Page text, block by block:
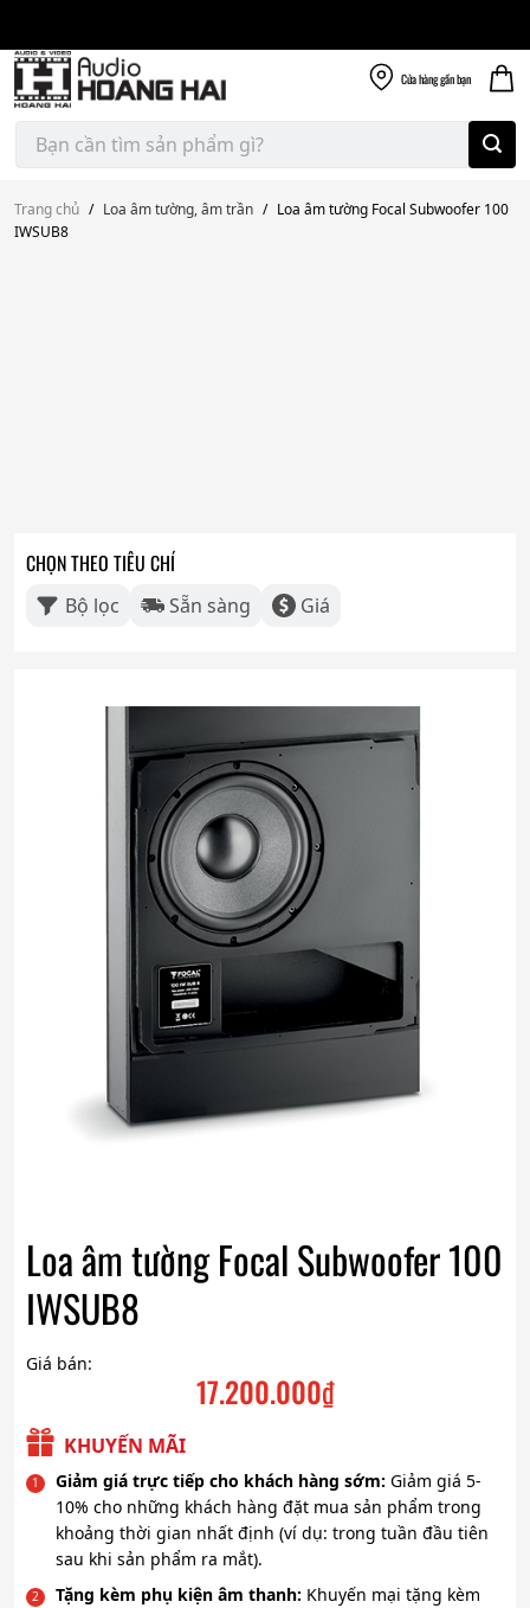
content
Cửa hànggần bạn
Tìm
kiếm:
Trang chủ / Loa âm tường, âm trần / Loa âm tường Focal Subwoofer 100
IWSUB8
CHỌN THEO TIÊU CHÍ
Bộ lọc Sẵn sàng Giá
Loa âm tường Focal Subwoofer 100
IWSUB8
Giá bán:
17.200.000₫
KHUYẾN MÃI
Giảm giá trực tiếp cho khách hàng sớm: Giảm giá 5-
10% cho những khách hàng đặt mua sản phẩm trong
khoảng thời gian nhất định (ví dụ: trong tuần đầu tiên
sau khi sản phẩm ra mắt).
Tặng kèm phụ kiện âm thanh: Khuyến mại tặng kèm